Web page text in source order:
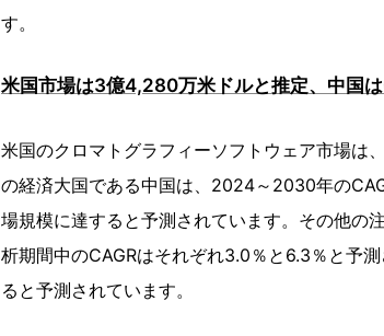
す。
米国市場は3億4,280万米ドルと推定、中国
米国のクロマトグラフィーソフトウェア市場
の経済大国である中国は、2024～2030年の
場規模に達すると予測されています。その他の
析期間中のCAGRはそれぞれ3.0％と6.3％と予
ると予測されています。